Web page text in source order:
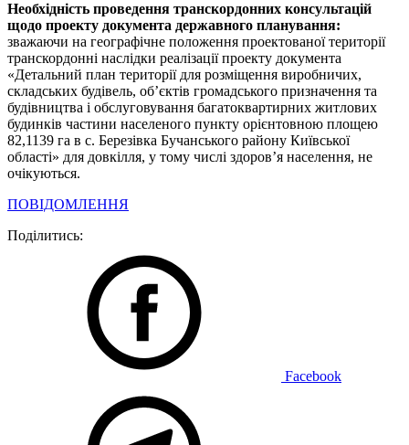
Необхідність проведення транскордонних консультацій
щодо проекту документа державного планування:
зважаючи на географічне положення проектованої території
транскордонні наслідки реалізації проекту документа
«Детальний план території для розміщення виробничих,
складських будівель, об’єктів громадського призначення та
будівництва і обслуговування багатоквартирних житлових
будинків частини населеного пункту орієнтовною площею
82,1139 га в с. Березівка Бучанського району Київської
області» для довкілля, у тому числі здоров’я населення, не
очікуються.
ПОВІДОМЛЕННЯ
Поділитись:
Facebook